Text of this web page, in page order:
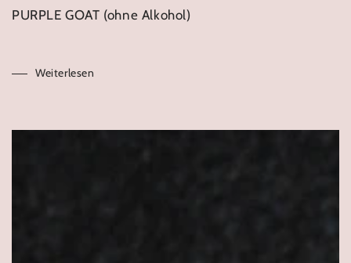
PURPLE GOAT (ohne Alkohol)
Weiterlesen